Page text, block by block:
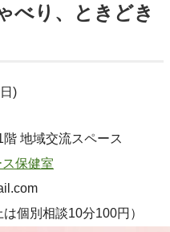
べり、ときどき
)
地域交流スペース
保健室
個別相談10分100円）